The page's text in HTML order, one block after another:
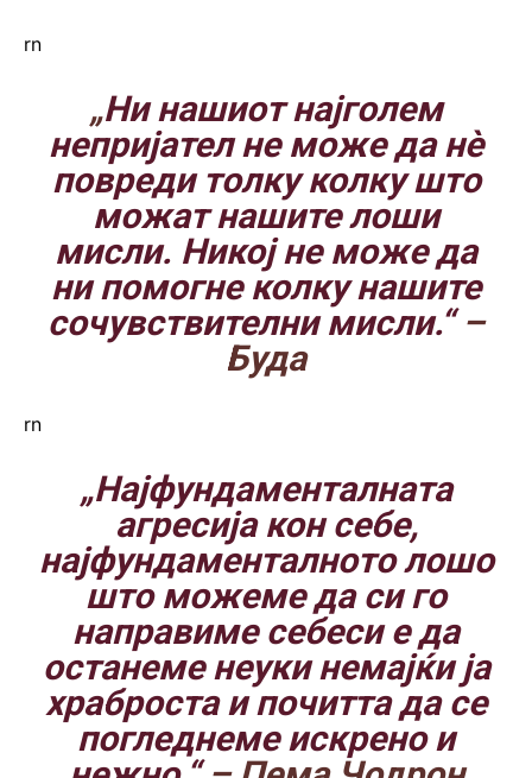
rn
„Ни нашиот најголем
непријател не може да нè
повреди толку колку што
можат нашите лоши
мисли. Никој не може да
ни помогне колку нашите
сочувствителни мисли.“–
Буда
rn
„Најфундаменталната
агресија кон себе,
најфундаменталното лошо
што можеме да си го
направиме себеси е да
останеме неуки немајќи ја
храброста и почитта да се
погледнеме искрено и